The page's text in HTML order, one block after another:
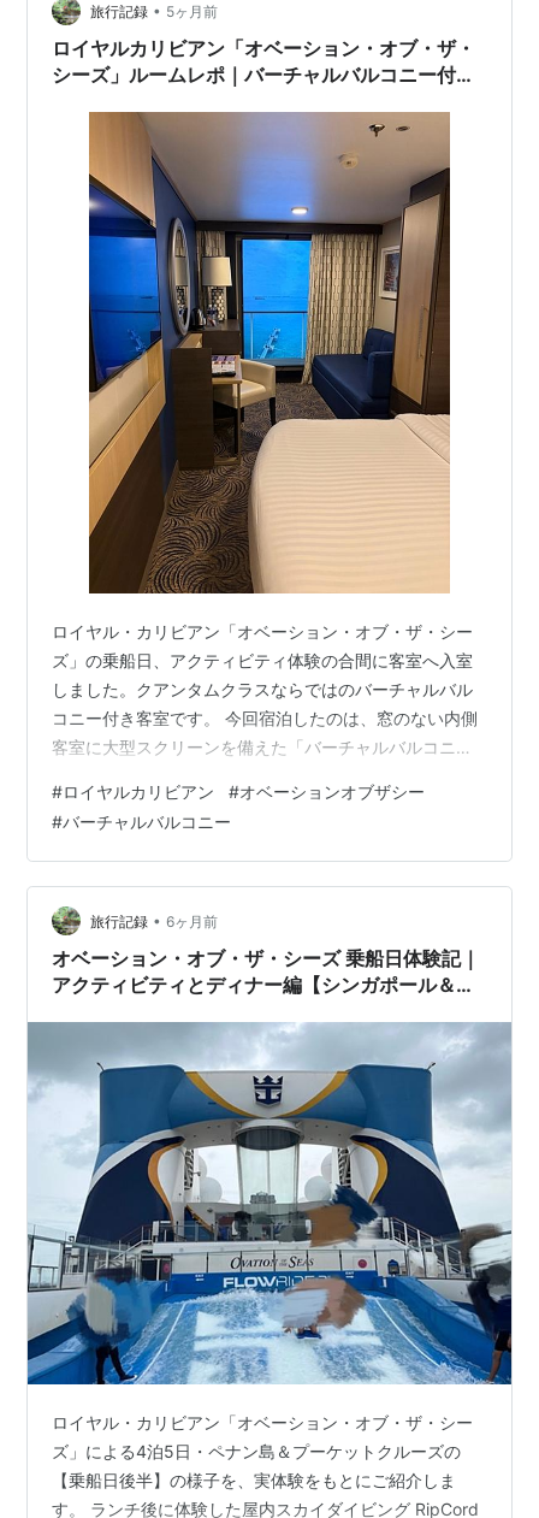
な疑問を持つ方にも参考になる、ペナン島寄港日のリア
ルな一日です。 ペナン島寄港日の朝は、のんびりスター
ト ウィンドジャマー・カフェで朝食 大人…
旅行記録 • 5ヶ月前
ロイヤルカリビアン「オベーション・オブ・ザ・
シーズ」ルームレポ｜バーチャルバルコニー付き
ト2026#5】
ロイヤル・カリビアン「オベーション・オブ・ザ・シー
ズ」の乗船日、アクティビティ体験の合間に客室へ入室
しました。クアンタムクラスならではのバーチャルバル
コニー付き客室です。 今回宿泊したのは、窓のない内側
客室に大型スクリーンを備えた「バーチャルバルコニ
う？」「普通の内側客室と何が違う？」と気になる方も
多い客室です。 バーチャルバルコニー付き客室の感想 バ
スルームの使い勝手と注意点 バーチャルバルコニー付き
客室の感想 今回の客室は、クアンタムクラス名物の「バ
ーチャルバルコニー」付き。部屋自体はコンパクトです
が、収納が随所に配置されており、実際に使っ…
#ロイヤルカリビアン #オベーションオブザシー
#バーチャルバルコニー
旅行記録 • 6ヶ月前
オベーション・オブ・ザ・シーズ 乗船日体験記｜
アクティビティとディナー編【シンガポール＆ペ
ロイヤル・カリビアン「オベーション・オブ・ザ・シー
ズ」による4泊5日・ペナン島＆プーケットクルーズの
【乗船日後半】の様子を、実体験をもとにご紹介しま
す。 ランチ後に体験した屋内スカイダイビング RipCord